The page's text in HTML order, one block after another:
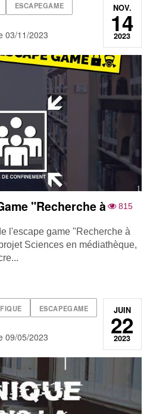
ESCAPEGAME
03/11/2023
NOV.
14
2023
815
"Recherche à
l'escape game "Recherche à
Sciences en médiathèque,
ESCAPEGAME
09/05/2023
JUIN
22
2023